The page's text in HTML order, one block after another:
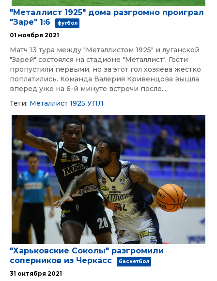
"Металлист 1925" дома разгромно проиграл
"Заре" 1:6
футбол
01 ноября 2021
Матч 13 тура между "Металлистом 1925" и луганской
"Зарей" состоялся на стадионе "Металлист". Гости
пропустили первыми, но за этот гол хозяева жестко
поплатились. Команда Валерия Кривенцова вышла
вперед уже на 6-й минуте встречи после...
Теги: Металлист 1925 УПЛ
"Харьковские Соколы" разгромили
соперников из Черкасс
баскетбол
31 октября 2021